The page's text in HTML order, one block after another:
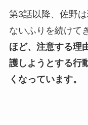
第3話以降、佐野
ないふりを続けて
ほど、注意する理
護しようとする行
くなっています。